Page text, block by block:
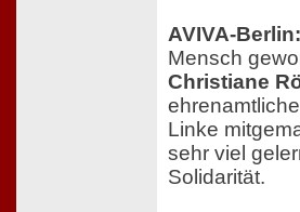
AVIVA-Berlin:
Mensch
Christiane
Linke
sehr viel
Solidarität.